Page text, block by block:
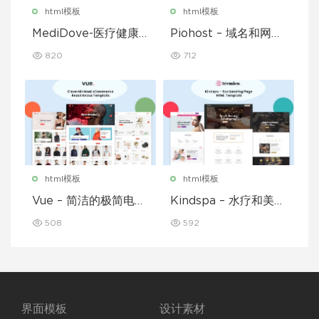
html模板
MediDove-医疗健康H
820
html模板
Piohost – 域名和网站
712
html模板
Vue – 简洁的极简电子
板
508
html模板
Kindspa – 水疗和美容
592
界面模板 设计素材